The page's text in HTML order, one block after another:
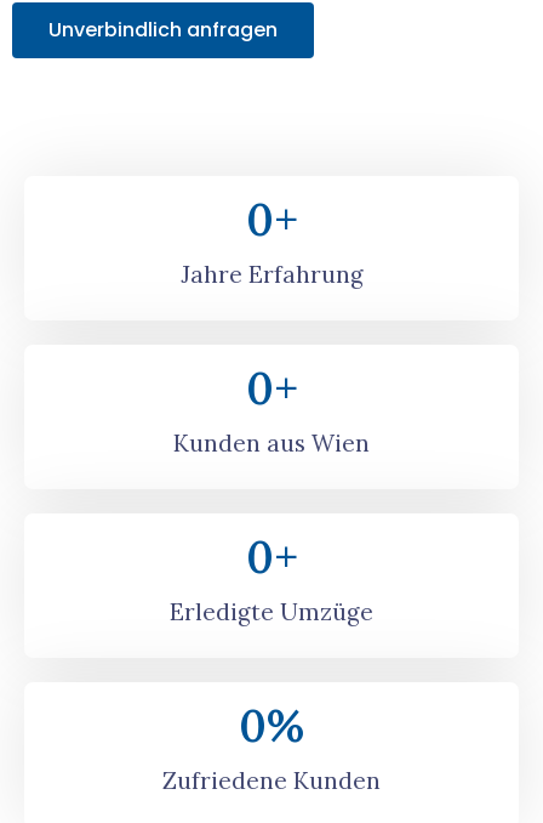
Unverbindlich anfragen
Jahre Erfahrung
0+
Kunden aus Wien
0+
Erledigte Umzüge
0+
Zufriedene Kunden
0%